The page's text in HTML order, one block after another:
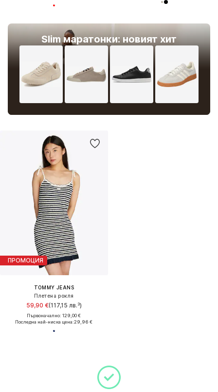
Slim маратонки: новият хит
ПРОМОЦИЯ
TOMMY JEANS
Плетена рокля
59,90 €(117,15 лв.³)
Първоначално: 129,00 €
Последна най-ниска цена:29,96 €